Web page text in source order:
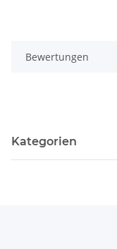
Bewertungen
Kategorien